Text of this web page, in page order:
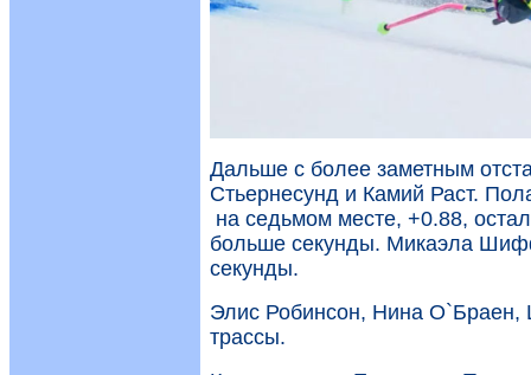
Дальше с более заметным
Стьернесунд и Камий Раст.
на седьмом месте, +0.88,
больше секунды. Микаэла
секунды.
Элис Робинсон, Нина
трассы.